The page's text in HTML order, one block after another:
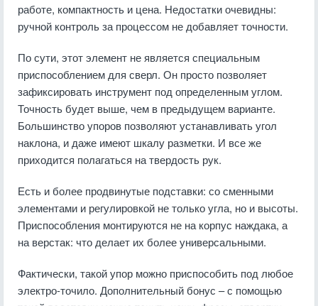
работе, компактность и цена. Недостатки очевидны:
ручной контроль за процессом не добавляет точности.
По сути, этот элемент не является специальным
приспособлением для сверл. Он просто позволяет
зафиксировать инструмент под определенным углом.
Точность будет выше, чем в предыдущем варианте.
Большинство упоров позволяют устанавливать угол
наклона, и даже имеют шкалу разметки. И все же
приходится полагаться на твердость рук.
Есть и более продвинутые подставки: со сменными
элементами и регулировкой не только угла, но и высоты.
Приспособления монтируются не на корпус наждака, а
на верстак: что делает их более универсальными.
Фактически, такой упор можно приспособить под любое
электро-точило. Дополнительный бонус – с помощью